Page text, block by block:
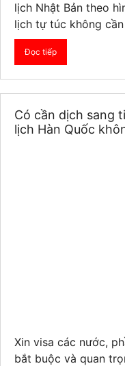
lịch Nhật Bản theo
lịch tự túc không
Đọc tiếp
Có cần dịch sang
lịch Hàn Quốc
Xin visa các nước,
bắt buộc và quan